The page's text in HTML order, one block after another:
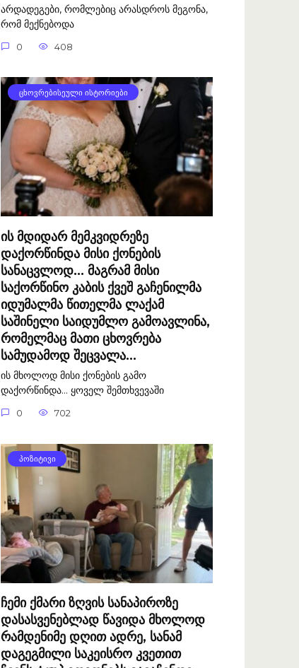
არდადეგები, რომლებიც არასდროს მეგონა,
რომ მექნებოდა
0 408
ᲪᲮᲝᲕᲠᲔᲑᲘᲡᲔᲣᲚᲘ ᲘᲡᲢᲝᲠᲘᲔᲑᲘ
ის მდიდარ მემკვიდრეზე
დაქორწინდა მისი ქონების
სანაცვლოდ… მაგრამ მისი
საქორწინო კაბის ქვეშ გაჩენილმა
იდუმალმა წითელმა ლაქამ
საშინელი საიდუმლო გამოავლინა,
რომელმაც მათი ცხოვრება
სამუდამოდ შეცვალა…
ის მხოლოდ მისი ქონების გამო
დაქორწინდა… ყოველ შემთხვევაში
0 702
ᲞᲝᲖᲘᲢᲘᲕᲘ
ჩემი ქმარი ზღვის სანაპიროზე
დასასვენებლად წავიდა მხოლოდ
რამდენიმე დღით ადრე, სანამ
დაგეგმილი საკეისრო კვეთით